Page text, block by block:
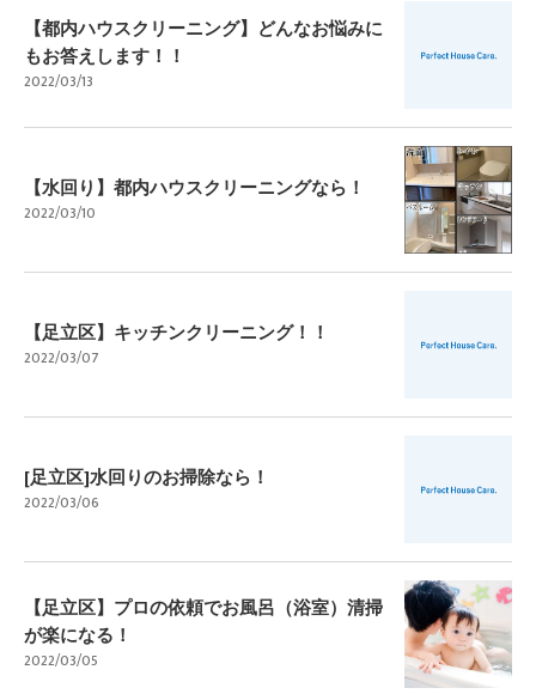
【都内ハウスクリーニング】どんなお悩みに
もお答えします！！
2022/03/13
【水回り】都内ハウスクリーニングなら！
2022/03/10
【足立区】キッチンクリーニング！！
2022/03/07
[足立区]水回りのお掃除なら！
2022/03/06
【足立区】プロの依頼でお風呂（浴室）清掃
が楽になる！
2022/03/05